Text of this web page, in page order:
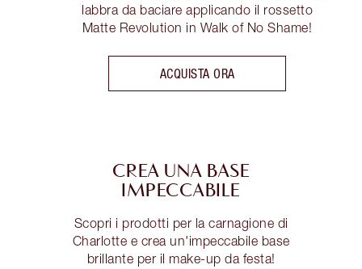
labbra da baciare applicando il rossetto
Matte Revolution in Walk of No Shame!
ACQUISTA ORA
CREA UNA BASE
IMPECCABILE
Scopri i prodotti per la carnagione di
Charlotte e crea un'impeccabile base
brillante per il make-up da festa!